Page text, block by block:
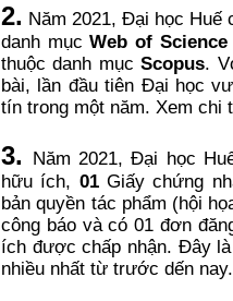
2. Năm 2021, Đại học Huế
danh mụcWeb of Science
thuộc danh mụcScopus.
bài, lần đầu tiên Đại học
tín trong một năm. Xem chi
3.
Năm 2021, Đại học
hữu ích, 01Giấy chứng
bản quyền tác phẩm (hội
công báo và có 01 đơn
ích được chấp nhận. Đây
nhiều nhất từ trước dến